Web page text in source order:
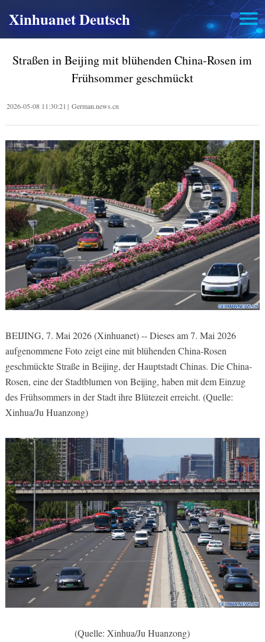
Xinhuanet Deutsch
Straßen in Beijing mit blühenden China-Rosen im
Frühsommer geschmückt
2026-05-08 11:30:21 | German.news.cn
BEIJING, 7. Mai 2026 (Xinhuanet) -- Dieses am 7. Mai 2026
aufgenommene Foto zeigt eine mit blühenden China-Rosen
geschmückte Straße in Beijing, der Hauptstadt Chinas. Die China-
Rosen, eine der Stadtblumen von Beijing, haben mit dem Einzug
des Frühsommers in der Stadt ihre Blütezeit erreicht. (Quelle:
Xinhua/Ju Huanzong)
(Quelle: Xinhua/Ju Huanzong)